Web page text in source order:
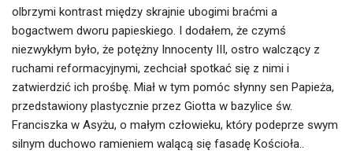
olbrzymi kontrast między skrajnie ubogimi braćmi a
bogactwem dworu papieskiego. I dodałem, że czymś
niezwykłym było, że potężny Innocenty III, ostro walczący z
ruchami reformacyjnymi, zechciał spotkać się z nimi i
zatwierdzić ich prośbę. Miał w tym pomóc słynny sen Papieża,
przedstawiony plastycznie przez Giotta w bazylice św.
Franciszka w Asyżu, o małym człowieku, który podeprze swym
silnym duchowo ramieniem walącą się fasadę Kościoła..